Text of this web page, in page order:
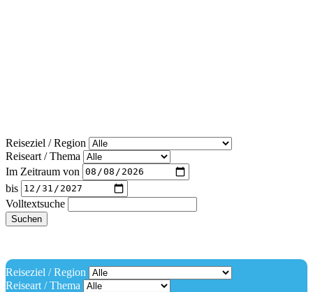
Reiseziel / Region
Reiseart / Thema
Im Zeitraum von
bis
Volltextsuche
Suchen
Reiseziel / Region
Reiseart / Thema